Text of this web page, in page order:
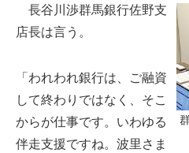
長谷川渉群馬銀行佐野支
店長は言う。
「われわれ銀行は、ご融資
して終わりではなく、そこ
からが仕事です。いわゆる
伴走支援ですね。波里さま